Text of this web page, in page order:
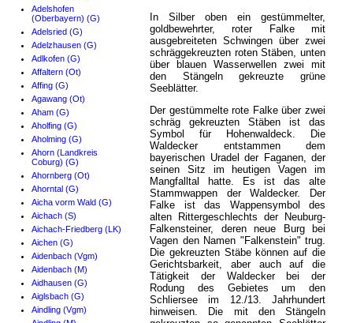
Adelshofen
(Oberbayern) (G)
Adelsried (G)
Adelzhausen (G)
Adlkofen (G)
Affaltern (Ot)
Affing (G)
Agawang (Ot)
Aham (G)
Aholfing (G)
Aholming (G)
Ahorn (Landkreis
Coburg) (G)
Ahornberg (Ot)
Ahorntal (G)
Aicha vorm Wald (G)
Aichach (S)
Aichach-Friedberg (LK)
Aichen (G)
Aidenbach (Vgm)
Aidenbach (M)
Aidhausen (G)
Aiglsbach (G)
Aindling (Vgm)
In Silber oben ein gestümmelter,
goldbewehrter, roter Falke mit
ausgebreiteten Schwingen über zwei
schräggekreuzten roten Stäben, unten
über blauen Wasserwellen zwei mit
den Stängeln gekreuzte grüne
Seeblätter.
Der gestümmelte rote Falke über zwei
schräg gekreuzten Stäben ist das
Symbol für Hohenwaldeck. Die
Waldecker entstammen dem
bayerischen Uradel der Faganen, der
seinen Sitz im heutigen Vagen im
Mangfalltal hatte. Es ist das alte
Stammwappen der Waldecker. Der
Falke ist das Wappensymbol des
alten Rittergeschlechts der Neuburg-
Falkensteiner, deren neue Burg bei
Vagen den Namen "Falkenstein" trug.
Die gekreuzten Stäbe können auf die
Gerichtsbarkeit, aber auch auf die
Tätigkeit der Waldecker bei der
Rodung des Gebietes um den
Schliersee im 12./13. Jahrhundert
hinweisen. Die mit den Stängeln